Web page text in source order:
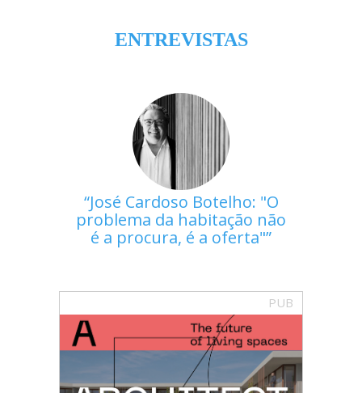
ENTREVISTAS
José Cardoso Botelho: "O
problema da habitação não
é a procura, é a oferta"
PUB